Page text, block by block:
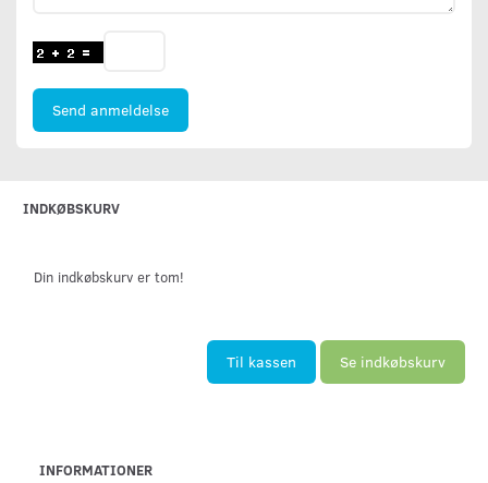
Send anmeldelse
INDKØBSKURV
Din indkøbskurv er tom!
Til kassen Se indkøbskurv
INFORMATIONER